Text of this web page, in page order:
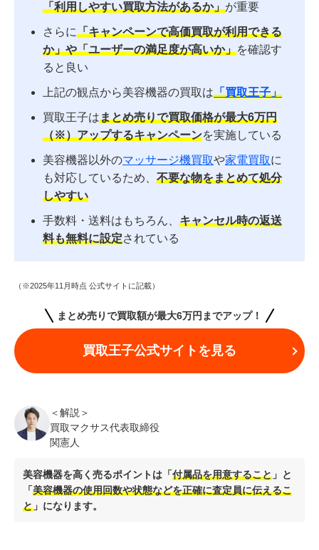
「利用しやすい買取方法があるか」が重要
さらに「キャンペーンで高価買取が利用できる
か」や「ユーザーの満足度が高いか」を確認す
ると良い
上記の観点から美容機器の買取は「買取王子」
買取王子はまとめ売りで買取価格が最大6万円
（※）アップするキャンペーンを実施している
美容機器以外のマッサージ機買取や家電買取に
も対応しているため、 不要な物をまとめて処分
しやすい
手数料・送料はもちろん、 キャンセル時の返送
料も無料に設定されている
（※2025年11月時点 公式サイトに記載）
まとめ売りで買取額が最大6万円までアップ！
買取王子公式サイトを見る
＜解説＞
買取マクサス代表取締役
関憲人
美容機器を高く売るポイントは「付属品を用意すること 」と
「美容機器の使用回数や状態などを正確に査定員に伝えるこ
と 」になります。